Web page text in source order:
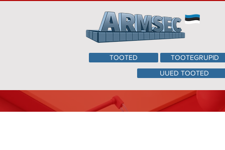
TOOTED
TOOTEGRUPID
UUED TOOTED